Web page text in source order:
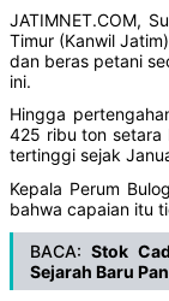
JATIMNET.COM,
Timur (Kanwil
dan beras petani
ini.
Hingga
425 ribu ton setara
tertinggi sejak
Kepala Perum
bahwa capaian itu
BACA:Stok
Sejarah Baru